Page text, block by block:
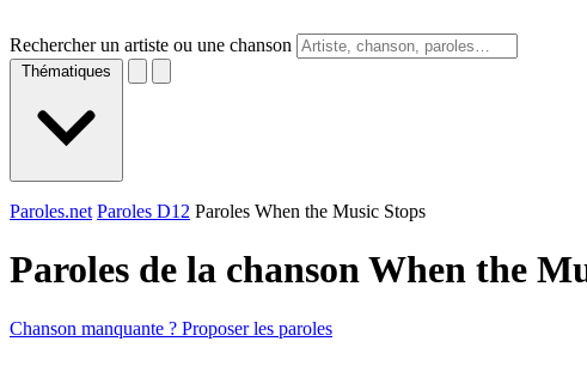
Rechercher un artiste ou une chanson
Thématiques
Paroles.net Paroles D12 Paroles When the Music Stops
Paroles de la chanson When the
Chanson manquante ? Proposer les paroles